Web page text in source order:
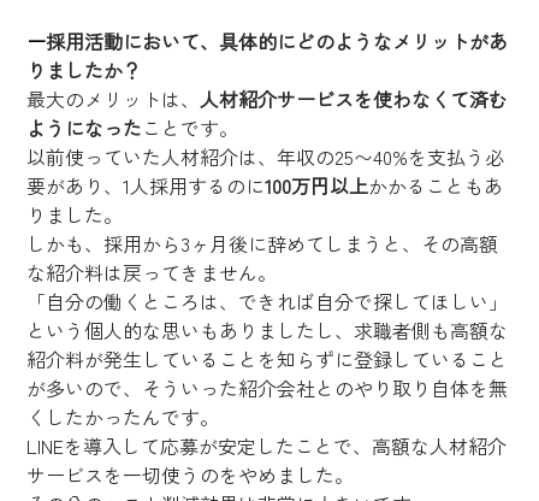
ー採用活動において、具体的にどのようなメリットがあ
りましたか？
最大のメリットは、人材紹介サービスを使わなくて済む
ようになったことです。
以前使っていた人材紹介は、年収の25〜40%を支払う必
要があり、1人採用するのに100万円以上かかることもあ
りました。
しかも、採用から3ヶ月後に辞めてしまうと、その高額
な紹介料は戻ってきません。
「自分の働くところは、できれば自分で探してほしい」
という個人的な思いもありましたし、求職者側も高額な
紹介料が発生していることを知らずに登録していること
が多いので、そういった紹介会社とのやり取り自体を無
くしたかったんです。
LINEを導入して応募が安定したことで、高額な人材紹介
サービスを一切使うのをやめました。